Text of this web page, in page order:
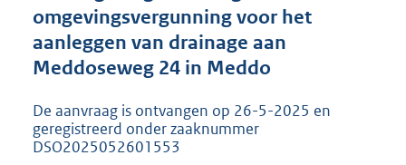
o
t
t
2
0
omgevingsvergunning voor het
aanleggen van drainage aan
Meddoseweg 24 in Meddo
De aanvraag is ontvangen op 26-5-2025 en
geregistreerd onder zaaknummer
DSO2025052601553